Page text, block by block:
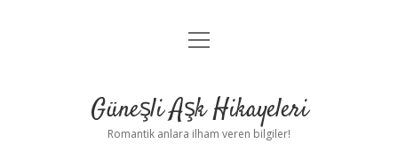
Anasayfa
Yasal Uyarı
menüyü
Güneşli Aşk Hikayeleri
Romantik anlara ilham veren bilgiler!